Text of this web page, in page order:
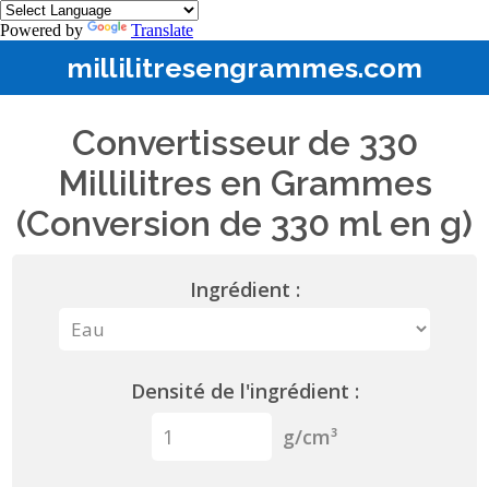
Powered by Translate
millilitresengrammes.com
Convertisseur de 330
Millilitres en Grammes
(Conversion de 330 ml en g)
Ingrédient :
Densité de l'ingrédient :
g/cm³